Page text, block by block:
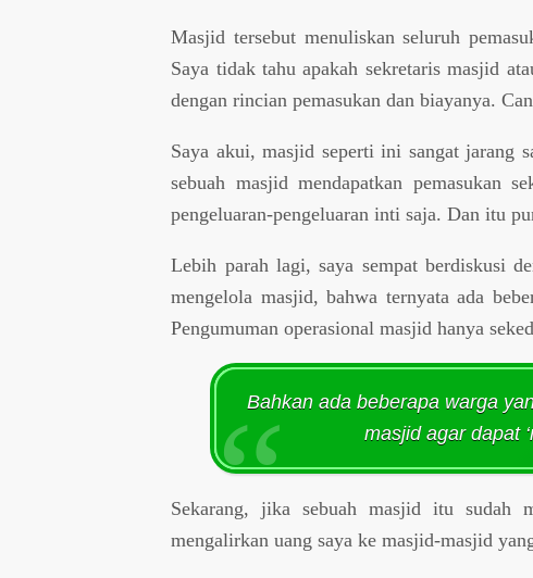
Masjid tersebut menuliskan seluruh
Saya tidak tahu apakah sekretaris masjid
dengan rincian pemasukan dan biayanya.
Saya akui, masjid seperti ini sangat jarang
sebuah masjid mendapatkan pemasukan
pengeluaran-pengeluaran inti saja. Dan itu
Lebih parah lagi, saya sempat berdiskusi
mengelola masjid, bahwa ternyata ada
Pengumuman operasional masjid hanya
Bahkan ada beberapa warga
masjid agar dapat
Sekarang, jika sebuah masjid itu sudah
mengalirkan uang saya ke masjid-masjid